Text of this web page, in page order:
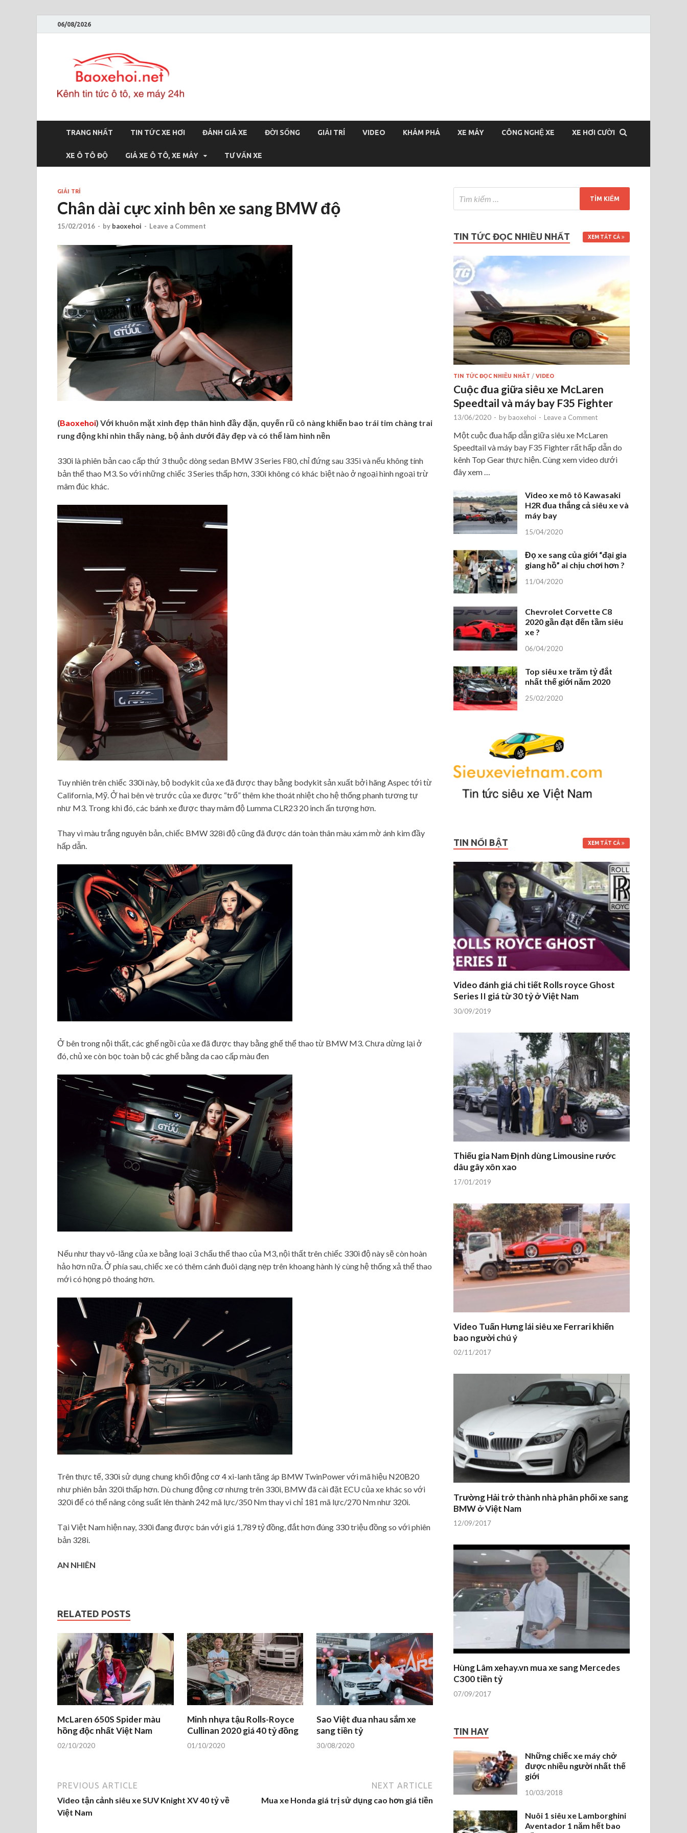
06/08/2026
TRANG NHẤT TIN TỨC XE HƠI ĐÁNH GIÁ XE ĐỜI SỐNG GIẢI TRÍ VIDEO KHÁM PHÁ XE MÁY CÔNG NGHỆ XE XE HƠI CƯỜI
XE Ô TÔ ĐỘ GIÁ XE Ô TÔ, XE MÁY TƯ VẤN XE
GIẢI TRÍ
Chân dài cực xinh bên xe sang BMW độ
15/02/2016 - by baoxehoi - Leave a Comment
(Baoxehoi) Với khuôn mặt xinh đẹp thân hình đầy đặn, quyến rũ cô nàng khiến bao trái tim chàng trai
rung động khi nhìn thấy nàng, bộ ảnh dưới đây đẹp và có thể làm hình nền
330i là phiên bản cao cấp thứ 3 thuộc dòng sedan BMW 3 Series F80, chỉ đứng sau 335i và nếu không tính
bản thể thao M3. So với những chiếc 3 Series thấp hơn, 330i không có khác biệt nào ở ngoại hình ngoại trừ
mâm đúc khác.
Tuy nhiên trên chiếc 330i này, bộ bodykit của xe đã được thay bằng bodykit sản xuất bởi hãng Aspec tới từ
California, Mỹ. Ở hai bên vè trước của xe được “trổ” thêm khe thoát nhiệt cho hệ thống phanh tương tự
như M3. Trong khi đó, các bánh xe được thay mâm độ Lumma CLR23 20 inch ấn tượng hơn.
Thay vì màu trắng nguyên bản, chiếc BMW 328i độ cũng đã được dán toàn thân màu xám mờ ánh kim đầy
hấp dẫn.
Ở bên trong nội thất, các ghế ngồi của xe đã được thay bằng ghế thể thao từ BMW M3. Chưa dừng lại ở
đó, chủ xe còn bọc toàn bộ các ghế bằng da cao cấp màu đen
Nếu như thay vô-lăng của xe bằng loại 3 chấu thể thao của M3, nội thất trên chiếc 330i độ này sẽ còn hoàn
hảo hơn nữa. Ở phía sau, chiếc xe có thêm cánh đuôi dạng nẹp trên khoang hành lý cùng hệ thống xả thể thao
mới có họng pô thoáng hơn.
Trên thực tế, 330i sử dụng chung khối động cơ 4 xi-lanh tăng áp BMW TwinPower với mã hiệu N20B20
như phiên bản 320i thấp hơn. Dù chung động cơ nhưng trên 330i, BMW đã cài đặt ECU của xe khác so với
320i để có thể nâng công suất lên thành 242 mã lực/350 Nm thay vì chỉ 181 mã lực/270 Nm như 320i.
Tại Việt Nam hiện nay, 330i đang được bán với giá 1,789 tỷ đồng, đắt hơn đúng 330 triệu đồng so với phiên
bản 328i.
AN NHIÊN
RELATED POSTS
McLaren 650S Spider màu
hồng độc nhất Việt Nam
02/10/2020
Minh nhựa tậu Rolls-Royce
Cullinan 2020 giá 40 tỷ đồng
01/10/2020
Sao Việt đua nhau sắm xe
sang tiền tỷ
30/08/2020
PREVIOUS ARTICLE
Video tận cảnh siêu xe SUV Knight XV 40 tỷ về
Việt Nam
NEXT ARTICLE
Mua xe Honda giá trị sử dụng cao hơn giá tiền
TIN TỨC ĐỌC NHIỀU NHẤT XEM TẤT CẢ
TIN TỨC ĐỌC NHIỀU NHẤT /VIDEO
Cuộc đua giữa siêu xe McLaren
Speedtail và máy bay F35 Fighter
13/06/2020 - by baoxehoi - Leave a Comment
Một cuộc đua hấp dẫn giữa siêu xe McLaren
Speedtail và máy bay F35 Fighter rất hấp dẫn do
kênh Top Gear thực hiện. Cùng xem video dưới
đây xem …
Video xe mô tô Kawasaki
H2R đua thắng cả siêu xe và
máy bay
15/04/2020
Đọ xe sang của giới “đại gia
giang hồ” ai chịu chơi hơn ?
11/04/2020
Chevrolet Corvette C8
2020 gần đạt đến tầm siêu
xe ?
06/04/2020
Top siêu xe trăm tỷ đắt
nhất thế giới năm 2020
25/02/2020
TIN NỔI BẬT XEM TẤT CẢ
Video đánh giá chi tiết Rolls royce Ghost
Series II giá từ 30 tỷ ở Việt Nam
30/09/2019
Thiếu gia Nam Định dùng Limousine rước
dâu gây xôn xao
17/01/2019
Video Tuấn Hưng lái siêu xe Ferrari khiến
bao người chú ý
02/11/2017
Trường Hải trở thành nhà phân phối xe sang
BMW ở Việt Nam
12/09/2017
Hùng Lâm xehay.vn mua xe sang Mercedes
C300 tiền tỷ
07/09/2017
TIN HAY
Những chiếc xe máy chở
được nhiều người nhất thế
giới
10/03/2018
Nuôi 1 siêu xe Lamborghini
Aventador 1 năm hết bao